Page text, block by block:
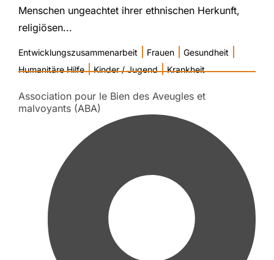
Menschen ungeachtet ihrer ethnischen Herkunft,
religiösen...
Entwicklungszusammenarbeit Frauen Gesundheit
Humanitäre Hilfe | Kinder / Jugend | Krankheit
Association pour le Bien des Aveugles et
malvoyants (ABA)